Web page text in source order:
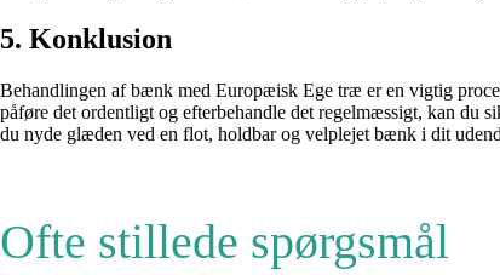
5. Konklusion
Behandlingen af bænk med Europæisk Ege træ er en vigtig
påføre det ordentligt og efterbehandle det regelmæssigt, kan
du nyde glæden ved en flot, holdbar og velplejet bænk i dit
Ofte stillede spørgsmål